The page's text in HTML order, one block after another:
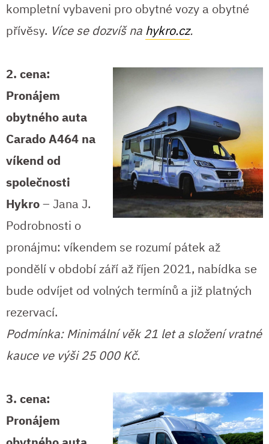
kompletní vybaveni pro obytné vozy a obytné
přívěsy. Více se dozvíš na hykro.cz.
2. cena:
Pronájem
obytnéhoauta
Carado A464 na
víkend od
společnosti
Hykro– Jana J.
Podrobnosti o
pronájmu: víkendem se rozumí pátek až
pondělí v období září až říjen 2021, nabídka se
bude odvíjet od volných termínů a již platných
rezervací.
Podmínka: Minimální věk 21 let a složení vratné
kauce ve výši 25 000 Kč.
3. cena:
Pronájem